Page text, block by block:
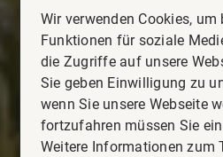
Wir verwenden Cookies,
Funktionen für soziale
die Zugriffe auf unsere
Sie geben Einwilligung zu
wenn Sie unsere Webseite
fortzufahren müssen Sie
Weitere Informationen zum